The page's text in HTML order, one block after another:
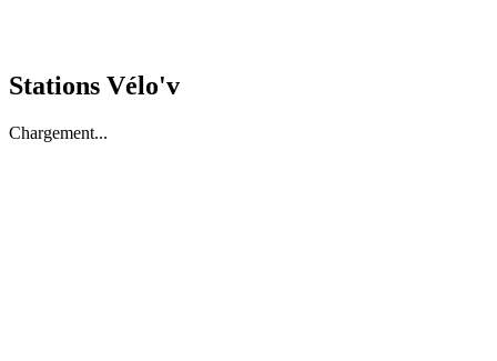
Stations Vélo'v
Chargement...